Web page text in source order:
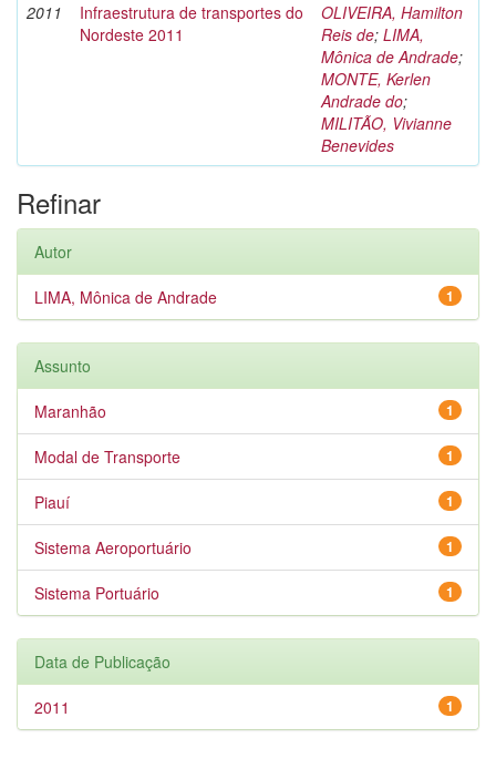
2011
Infraestrutura de transportes do
Nordeste 2011
OLIVEIRA, Hamilton
Reis de; LIMA,
Mônica de Andrade;
MONTE, Kerlen
Andrade do;
MILITÃO, Vivianne
Benevides
Refinar
Autor
1
LIMA, Mônica de Andrade
Assunto
1
Maranhão
1
Modal de Transporte
1
Piauí
1
Sistema Aeroportuário
1
Sistema Portuário
Data de Publicação
1
2011